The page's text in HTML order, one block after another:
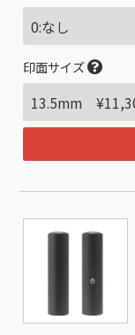
印面サイズ